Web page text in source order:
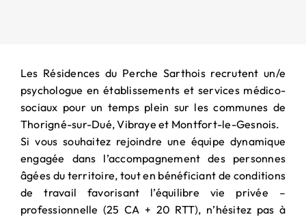
Les Résidences du Perche Sarthois recrutent un/e
psychologue en établissements et services médico-
sociaux pour un temps plein sur les communes de
Thorigné-sur-Dué, Vibraye et Montfort-le-Gesnois.
Si vous souhaitez rejoindre une équipe dynamique
engagée dans l’accompagnement des personnes
âgées du territoire, tout en bénéficiant de conditions
de travail favorisant l’équilibre vie privée –
professionnelle (25 CA + 20 RTT), n’hésitez pas à